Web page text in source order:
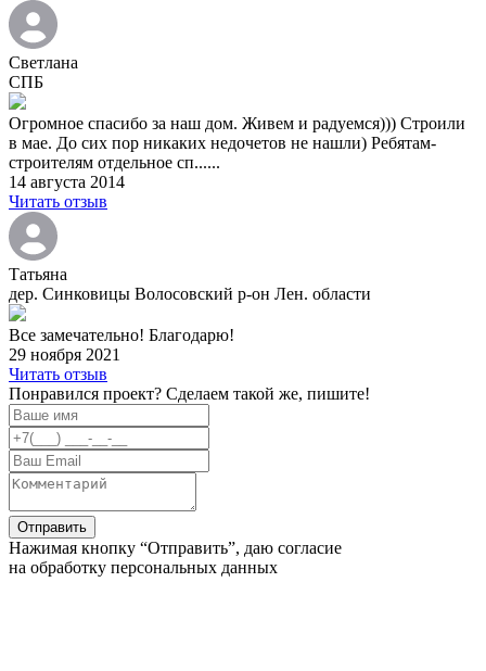
Светлана
СПБ
Огромное спасибо за наш дом. Живем и радуемся))) Строили
в мае. До сих пор никаких недочетов не нашли) Ребятам-
строителям отдельное сп......
14 августа 2014
Читать отзыв
Татьяна
дер. Синковицы Волосовский р-он Лен. области
Все замечательно! Благодарю!
29 ноября 2021
Читать отзыв
Понравился проект? Сделаем такой же, пишите!
Нажимая кнопку “Отправить”, даю согласие
на обработку персональных данных